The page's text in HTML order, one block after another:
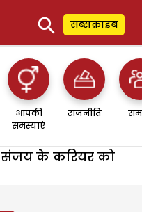
⚲ सब्सक्राइब
आपकी
समस्याएं
राजनीति
संजय के करियर को